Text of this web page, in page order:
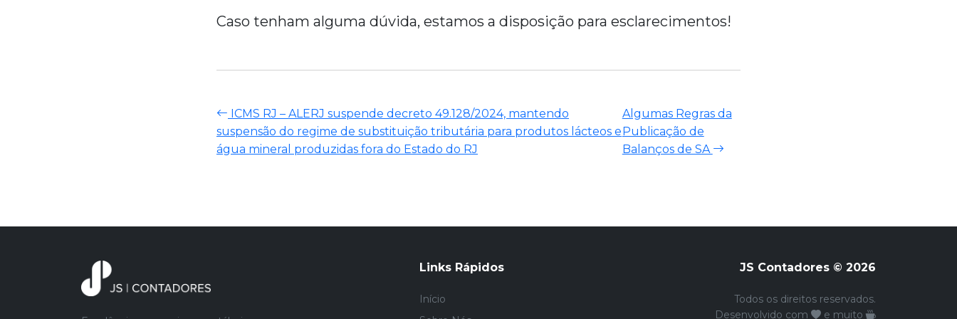
Caso tenham alguma dúvida, estamos a disposição para esclarecimentos!
ICMS RJ – ALERJ suspende decreto 49.128/2024, mantendo
suspensão do regime de substituição tributária para produtos lácteos e
água mineral produzidas fora do Estado do RJ
Algumas Regras da
Publicação de
Balanços de SA
Links Rápidos
Início
JS Contadores © 2026
Todos os direitos reservados.
Desenvolvido com
e muito